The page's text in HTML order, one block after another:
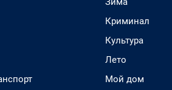
Криминал
Культура
Лето
Мой дом